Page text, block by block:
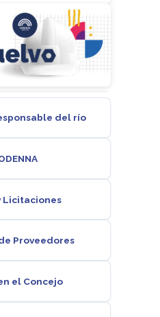
del río
Licitaciones
Proveedores
el Concejo